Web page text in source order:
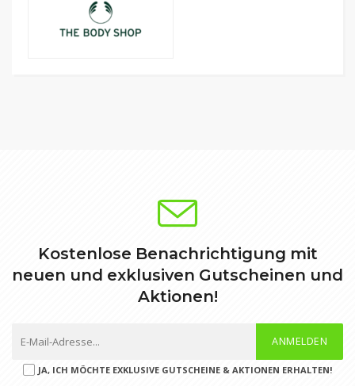
Kostenlose Benachrichtigung mit
neuen und exklusiven Gutscheinen und
Aktionen!
ANMELDEN
JA, ICH MÖCHTE EXKLUSIVE GUTSCHEINE & AKTIONEN ERHALTEN!